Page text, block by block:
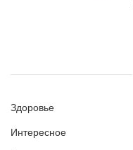
Здоровье
Интересное